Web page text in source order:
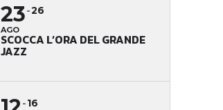
23
AGO
26
SCOCCA L’ORA DEL GRANDE
JAZZ
16